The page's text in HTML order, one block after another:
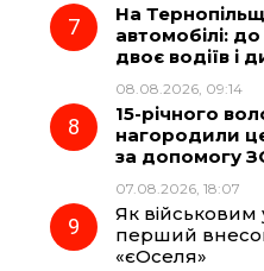
На
автомобілі:
двоє водіїв і
08.08.2026, 09:14
15-річного
нагородили
за допомогу
07.08.2026, 18:07
Як військовим
перший
«єОселя»